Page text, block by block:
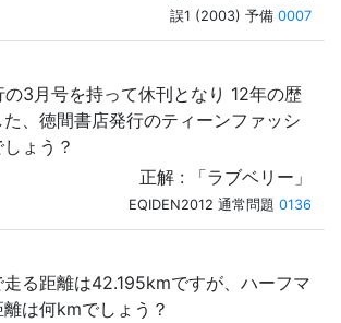
誤1 (2003) 予備 0007
3月号を持って休刊となり 12年の歴
、徳間書店発行のティーンファッシ
ょう？
正解 : 「ラブベリー」
EQIDEN2012 通常問題 0136
る距離は42.195kmですが、ハーフマ
は何kmでしょう？